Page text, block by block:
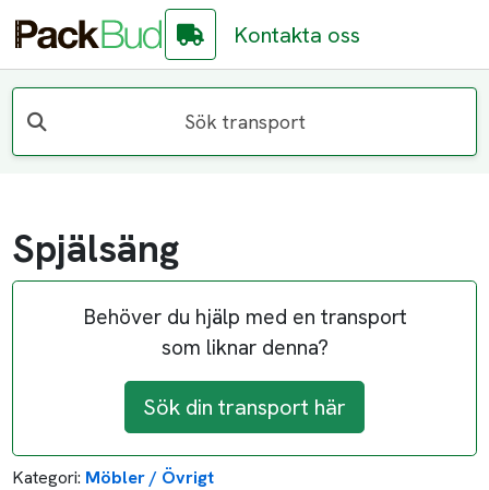
Kontakta oss
Sök transport
Spjälsäng
Behöver du hjälp med en transport
som liknar denna?
Sök din transport här
Kategori: Möbler / Övrigt